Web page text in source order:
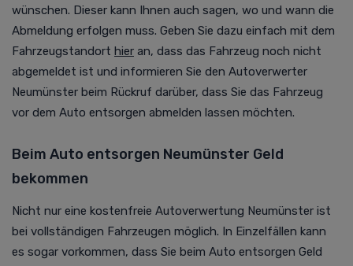
wünschen. Dieser kann Ihnen auch sagen, wo und wann die
Abmeldung erfolgen muss. Geben Sie dazu einfach mit dem
Fahrzeugstandort hier an, dass das Fahrzeug noch nicht
abgemeldet ist und informieren Sie den Autoverwerter
Neumünster beim Rückruf darüber, dass Sie das Fahrzeug
vor dem Auto entsorgen abmelden lassen möchten.
Beim Auto entsorgen Neumünster Geld
bekommen
Nicht nur eine kostenfreie Autoverwertung Neumünster ist
bei vollständigen Fahrzeugen möglich. In Einzelfällen kann
es sogar vorkommen, dass Sie beim Auto entsorgen Geld